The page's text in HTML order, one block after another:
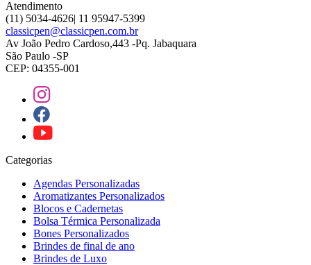
Atendimento
(11) 5034-4626| 11 95947-5399
classicpen@classicpen.com.br
Av João Pedro Cardoso,443 -Pq. Jabaquara
São Paulo -SP
CEP: 04355-001
Categorias
Agendas Personalizadas
Aromatizantes Personalizados
Blocos e Cadernetas
Bolsa Térmica Personalizada
Bones Personalizados
Brindes de final de ano
Brindes de Luxo